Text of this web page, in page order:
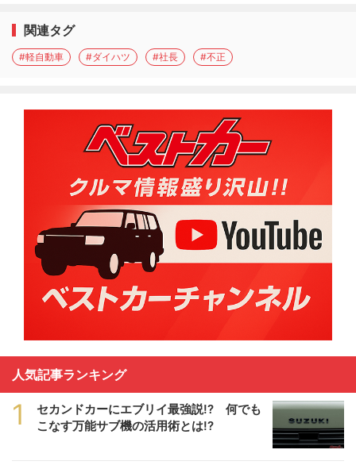
関連タグ
#軽自動車 #ダイハツ #社長 #不正
人気記事ランキング
1
セカンドカーにエブリイ最強説!? 何でも
こなす万能サブ機の活用術とは!?